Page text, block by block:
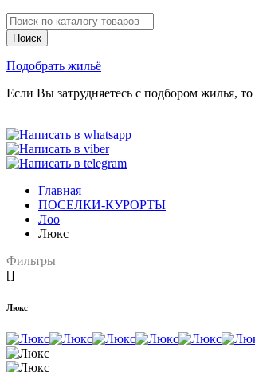
Подобрать жильё
Если Вы затрудняетесь с подбором жилья,
Главная
ПОСЕЛКИ-КУРОРТЫ
Лоо
Люкс
Фильтры
[]
Люкс